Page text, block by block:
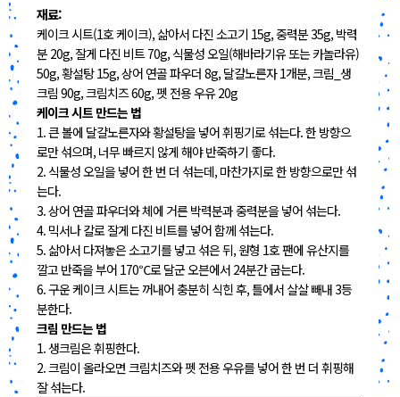
재료:
케이크 시트(1호 케이크), 삶아서 다진 소고기 15g, 중력분 35g, 박력
분 20g, 잘게 다진 비트 70g, 식물성 오일(해바라기유 또는 카놀라유)
50g, 황설탕 15g, 상어 연골 파우더 8g, 달걀노른자 1개분, 크림_생
크림 90g, 크림치즈 60g, 펫 전용 우유 20g
케이크 시트 만드는 법
1. 큰 볼에 달걀노른자와 황설탕을 넣어 휘핑기로 섞는다. 한 방향으
로만 섞으며, 너무 빠르지 않게 해야 반죽하기 좋다.
2. 식물성 오일을 넣어 한 번 더 섞는데, 마찬가지로 한 방향으로만 섞
는다.
3. 상어 연골 파우더와 체에 거른 박력분과 중력분을 넣어 섞는다.
4. 믹서나 칼로 잘게 다진 비트를 넣어 함께 섞는다.
5. 삶아서 다져놓은 소고기를 넣고 섞은 뒤, 원형 1호 팬에 유산지를
깔고 반죽을 부어 170℃로 달군 오븐에서 24분간 굽는다.
6. 구운 케이크 시트는 꺼내어 충분히 식힌 후, 틀에서 살살 빼내 3등
분한다.
크림 만드는 법
1. 생크림은 휘핑한다.
2. 크림이 올라오면 크림치즈와 펫 전용 우유를 넣어 한 번 더 휘핑해
잘 섞는다.